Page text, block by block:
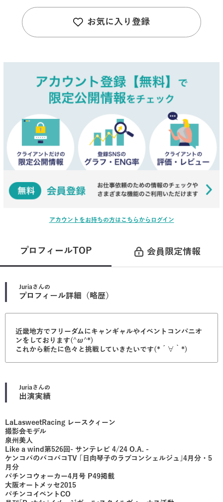
お気に入り登録
アカウントをお持ちの方はこちらからログイン
プロフィールTOP 会員限定情報
Juriaさんの
プロフィール詳細（略歴）
近畿地方でフリーダムにキャンギャルやイベントコンパニオ
ンをしております(^ω^*)
これから新たに色々と挑戦していきたいです(*´∀｀*)
Juriaさんの
出演実績
LaLasweetRacing レースクィーン
撮影会モデル
泉州美人
Like a wind第526回- サンテレビ 4/24 O.A. -
ケンコバのバコバコTV ｢日向琴子のラブコンシェルジュ｣4月分・5
月分
パチンコウォーカー4月号 P49掲載
大阪オートメッセ2015
パチンコイベントCO